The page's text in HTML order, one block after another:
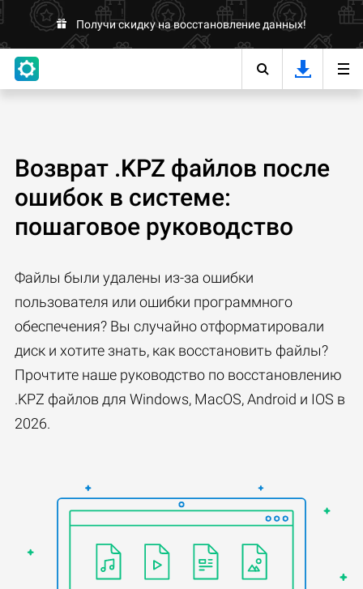
Получи скидку на восстановление данных!
Возврат .KPZ файлов после
ошибок в системе:
пошаговое руководство
Файлы были удалены из-за ошибки
пользователя или ошибки программного
обеспечения? Вы случайно отформатировали
диск и хотите знать, как восстановить файлы?
Прочтите наше руководство по восстановлению
.KPZ файлов для Windows, MacOS, Android и IOS в
2026.